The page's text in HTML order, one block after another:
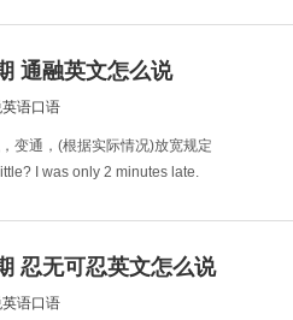
me. You are
通融英文怎么说
语口语
变通，(根据实际情况)放宽规定
I was only 2 minutes late.
忍无可忍英文怎么说
语口语